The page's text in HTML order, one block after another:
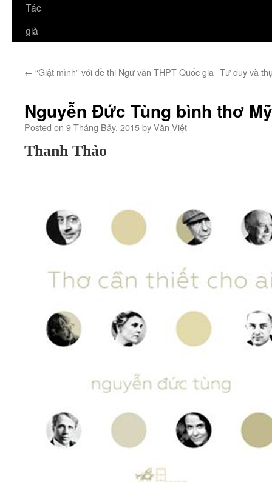
Tác
giả
← “Giật mình” với đề thi Ngữ văn THPT Quốc gia Tư duy và
Nguyễn Đức Tùng bình thơ Mỹ
Posted on 9 Tháng Bảy, 2015byVăn Việt
Thanh Thảo